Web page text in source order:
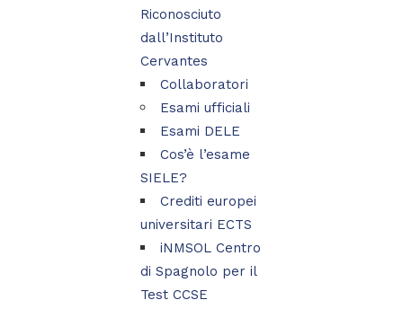
Riconosciuto
dall’Instituto
Cervantes
Collaboratori
Esami ufficiali
Esami DELE
Cos’è l’esame
SIELE?
Crediti europei
universitari ECTS
iNMSOL Centro
di Spagnolo per il
Test CCSE